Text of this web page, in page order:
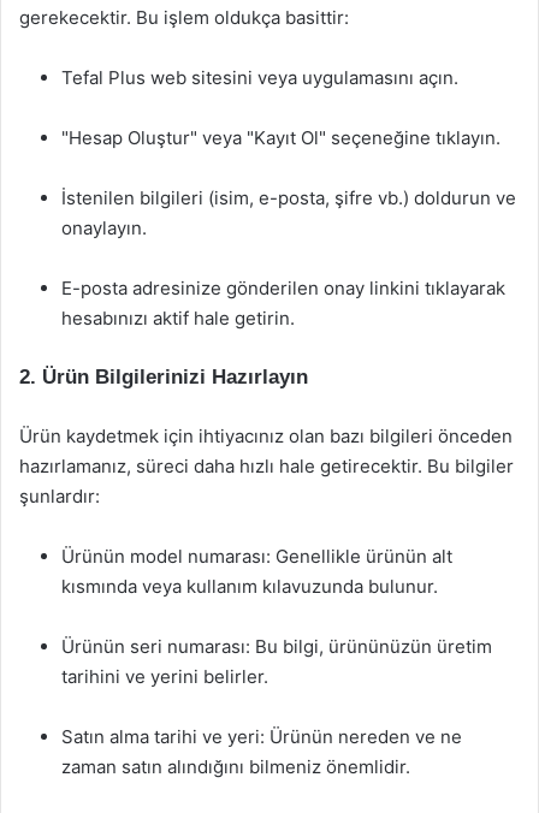
gerekecektir. Bu işlem oldukça basittir:
Tefal Plus web sitesini veya uygulamasını açın.
"Hesap Oluştur" veya "Kayıt Ol" seçeneğine tıklayın.
İstenilen bilgileri (isim, e-posta, şifre vb.) doldurun ve
onaylayın.
E-posta adresinize gönderilen onay linkini tıklayarak
hesabınızı aktif hale getirin.
2. Ürün Bilgilerinizi Hazırlayın
Ürün kaydetmek için ihtiyacınız olan bazı bilgileri önceden
hazırlamanız, süreci daha hızlı hale getirecektir. Bu bilgiler
şunlardır:
Ürünün model numarası: Genellikle ürünün alt
kısmında veya kullanım kılavuzunda bulunur.
Ürünün seri numarası: Bu bilgi, ürününüzün üretim
tarihini ve yerini belirler.
Satın alma tarihi ve yeri: Ürünün nereden ve ne
zaman satın alındığını bilmeniz önemlidir.